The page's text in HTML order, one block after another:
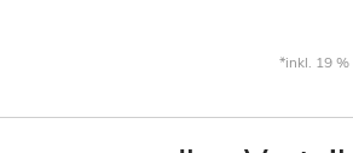
*inkl. 19 %